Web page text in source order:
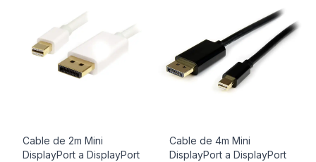
Cable de 2m Mini
DisplayPort a DisplayPort
Cable de 4m Mini
DisplayPort a DisplayPort